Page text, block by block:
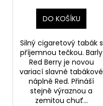
DO KOŠÍKU
Silný cigaretový tabák s
příjemnou tečkou. Barly
Red Berry je novou
variací slavné tabákové
náplně Red. Přináší
stejně výraznou a
zemitou chuť...